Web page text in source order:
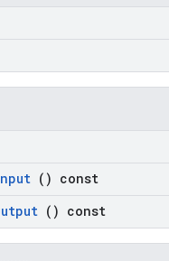
() const
() const